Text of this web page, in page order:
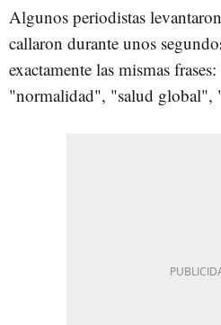
Algunos periodistas
callaron durante unos
exactamente las mismas
"normalidad", "salud global",